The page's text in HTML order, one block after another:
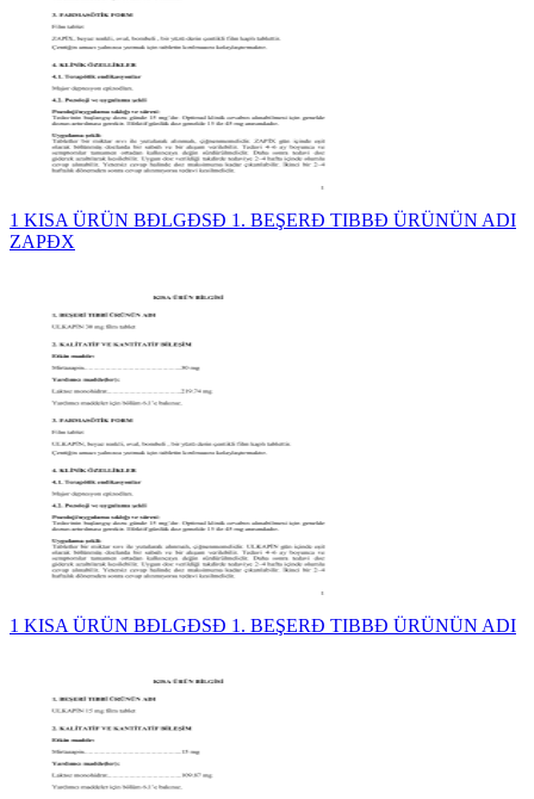
1 KISA ÜRÜN BĐLGĐSĐ 1. BEŞERĐ TIBBĐ ÜRÜNÜN ADI
ZAPĐX
1 KISA ÜRÜN BĐLGĐSĐ 1. BEŞERĐ TIBBĐ ÜRÜNÜN ADI